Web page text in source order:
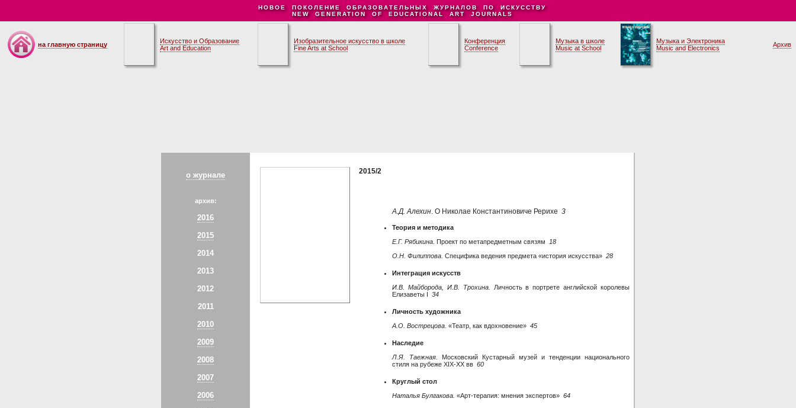
НОВОЕ ПОКОЛЕНИЕ ОБРАЗОВАТЕЛЬНЫХ ЖУРНАЛОВ ПО ИСКУССТВУ
NEW GENERATION OF EDUCATIONAL ART JOURNALS
на главную страницу
Искусство и Образование
Art and Education
Изобразительное искусство в школе
Fine Arts at School
Конференция
Conference
Музыка в школе
Music at School
Музыка и Электроника
Music and Electronics
Архив
о журнале
архив:
2016
2015
2014
2013
2012
2011
2010
2009
2008
2007
2006
2015/2
А.Д. Алехин. О Николае Константиновиче Рерихе 3
Теория и методика
Е.Г. Рябикина . Проект по метапредметным связям 18
О.Н. Филиппова. Специфика ведения предмета «история искусства» 28
Интеграция искусств
И.В. Майборода, И.В. Трохина.
Личность в портрете английской королевы
Елизаветы I 34
Личность художника
А.О. Вострецова . «Театр, как вдохновение» 45
Наследие
Л.Я. Таежная . Московский Кустарный музей и тенденции национального
стиля на рубеже XIX-XX вв 60
Круглый стол
Наталья Булгакова. «Арт-терапия: мнения экспертов» 64